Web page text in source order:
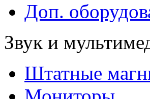
Доп.
Звук и
Штатные